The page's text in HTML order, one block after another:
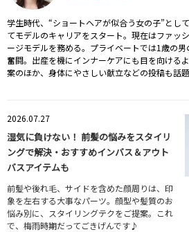
学生時代、“ショートヘアが似合う女の子”とし
てモデルのキャリアをスタート。現在はファッ
ージモデルを務める。プライベートでは1歳の
奮闘。出産を機にインナーケアにも目を向ける
案のほか、身体にやさしい献立などの投稿も話題
2026.07.27
湿気に負けない！ 前髪の悩みをスタイリ
ングで解決・おすすめインバス＆アウト
バスアイテムも
前髪や後れ毛、サイドを含めた顔周りは、印
象を左右する大事なパーツ。顔型や髪質のお
悩み別に、スタイリングテクをご提案。これ
で、梅雨時期だってごきげんです♪